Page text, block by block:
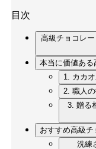
目次
高級チョコレ
本当に価値あ
1. カカ
2. 職人
3. 贈る
おすすめ高級チ
洗練